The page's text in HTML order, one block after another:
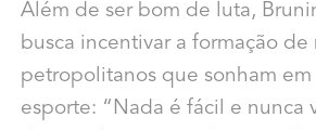
Além de ser bom de luta,
busca incentivar a formação de
petropolitanos que sonham em
esporte: “Nada é fácil e nunca